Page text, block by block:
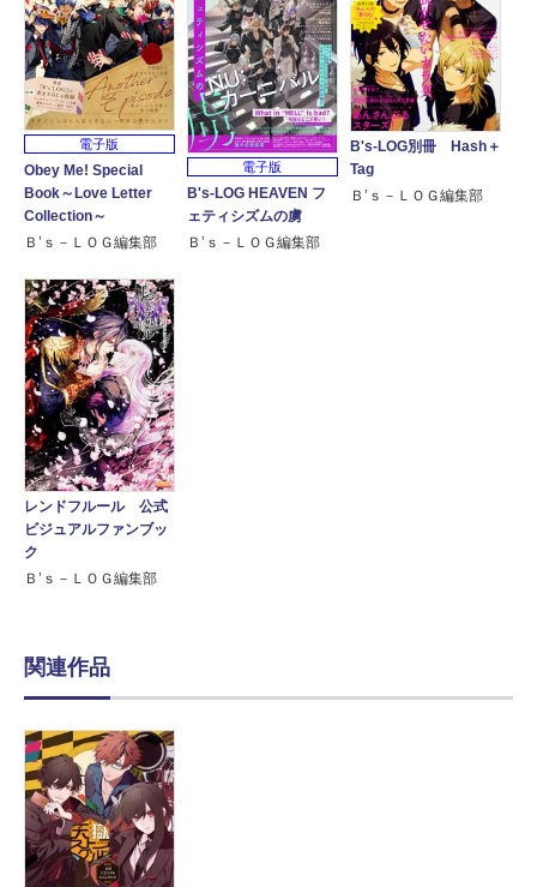
電子版
Obey Me! Special
Book～Love Letter
Collection～
Ｂ’ｓ－ＬＯＧ編集部
電子版
B's-LOG HEAVEN フ
ェティシズムの虜
Ｂ’ｓ－ＬＯＧ編集部
B's-LOG別冊 Hash＋
Tag
Ｂ’ｓ－ＬＯＧ編集部
レンドフルール 公式
ビジュアルファンブッ
ク
Ｂ’ｓ－ＬＯＧ編集部
関連作品